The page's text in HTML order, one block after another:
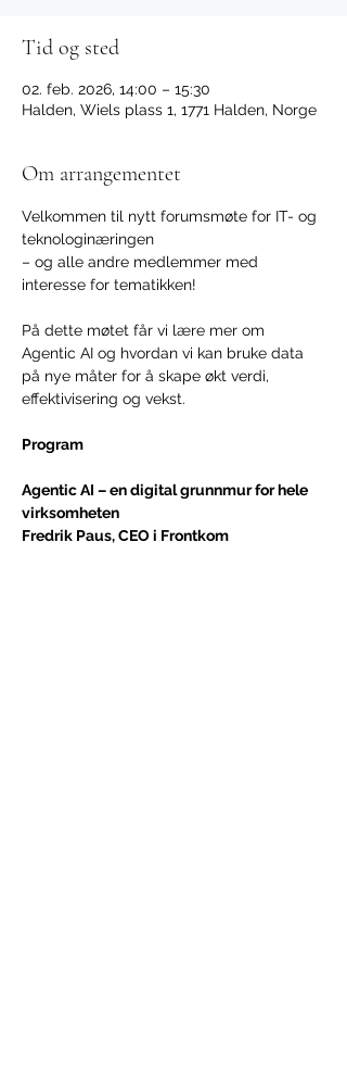
Tid og sted
02. feb. 2026, 14:00 – 15:30
Halden, Wiels plass 1, 1771 Halden, Norge
Om arrangementet
Velkommen til nytt forumsmøte for IT- og
teknologinæringen
– og alle andre medlemmer med
interesse for tematikken!
På dette møtet får vi lære mer om
Agentic AI og hvordan vi kan bruke data
på nye måter for å skape økt verdi,
effektivisering og vekst.
Program
Agentic AI – en digital grunnmur for hele
virksomheten
Fredrik Paus, CEO i Frontkom